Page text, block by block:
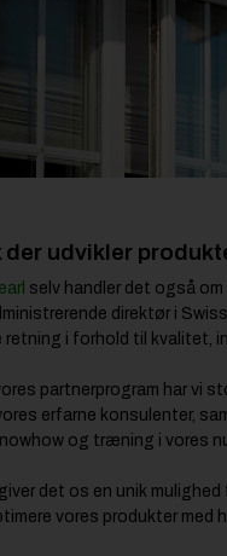
udvikler
selv handler det også
direktør i
retning i forhold til kvalitet,
partnerprogram har vi
erfarne konsulenter,
og træning i vores
det os en unik
vores produkter med